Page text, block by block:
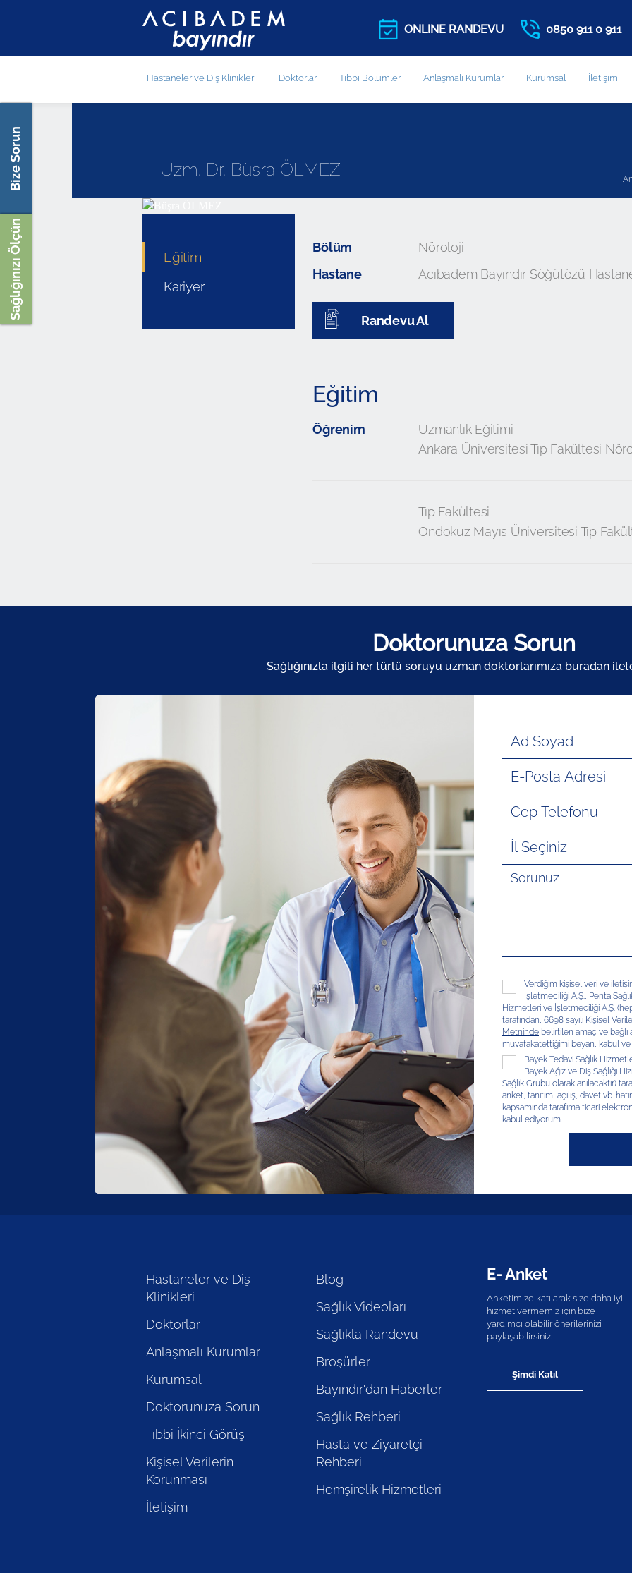
ONLINE RANDEVU 0850 911 0 911
Hastaneler ve Diş Klinikleri Doktorlar Tıbbi Bölümler Anlaşmalı Kurumlar Kurumsal İletişim
Bize Sorun
Sağlığınızı Ölçün
Uzm. Dr. Büşra ÖLMEZ
Eğitim
Kariyer
Bölüm
Nöroloji
Hastane
Acıbadem Bayındır Söğütözü
Randevu Al
Eğitim
Öğrenim
Uzmanlık Eğitimi
Ankara Üniversitesi Tıp Fakültesi
Tıp Fakültesi
Ondokuz Mayıs Üniversitesi Tıp
Doktorunuza Sorun
Sağlığınızla ilgili her türlü soruyu uzman doktorlarımıza buradan
Verdiğim kişisel veri ve
İşletmeciliği A.Ş., Penta
Hizmetleri ve İşletmeciliği A.Ş.
tarafından, 6698 sayılı Kişisel
Metninde belirtilen amaç ve bağlı
muvafakatettiğimi beyan, kabul
Bayek Tedavi Sağlık
Bayek Ağız ve Diş Sağlığı
Sağlık Grubu olarak anılacaktır)
anket, tanıtım, açılış, davet vb.
kapsamında tarafıma ticari
kabul ediyorum.
Hastaneler ve Diş
Klinikleri
Doktorlar
Anlaşmalı Kurumlar
Kurumsal
Doktorunuza Sorun
Tıbbi İkinci Görüş
Kişisel Verilerin
Korunması
İletişim
Blog
Sağlık Videoları
Sağlıkla Randevu
Broşürler
Bayındır'dan Haberler
Sağlık Rehberi
Hasta ve Ziyaretçi
Rehberi
Hemşirelik Hizmetleri
E- Anket
Anketimize katılarak size daha iyi
hizmet vermemiz için bize
yardımcı olabilir önerilerinizi
paylaşabilirsiniz.
Şimdi Katıl